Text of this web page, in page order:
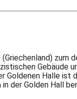
Halle
der Golden Hall